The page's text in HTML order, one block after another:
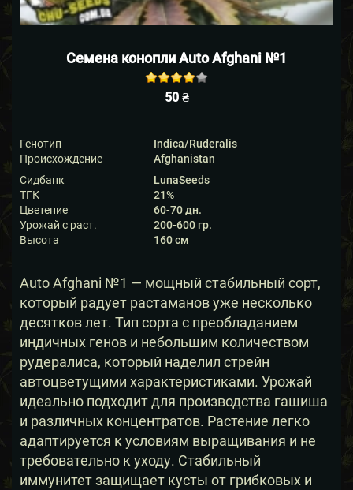
Семена конопли Auto Afghani №1
Ratedout
rating
50 ₴
Генотип
Indica/Ruderalis
Происхождение
Afghanistan
Сидбанк
LunaSeeds
ТГК
21%
Цветение
60-70 дн.
Урожай с раст.
200-600 гр.
Высота
160 см
Auto Afghani №1 — мощный стабильный сорт,
который радует растаманов уже несколько
десятков лет. Тип сорта с преобладанием
индичных генов и небольшим количеством
рудералиса, который наделил стрейн
автоцветущими характеристиками. Урожай
идеально подходит для производства гашиша
и различных концентратов. Растение легко
адаптируется к условиям выращивания и не
требовательно к уходу. Стабильный
иммунитет защищает кусты от грибковых и